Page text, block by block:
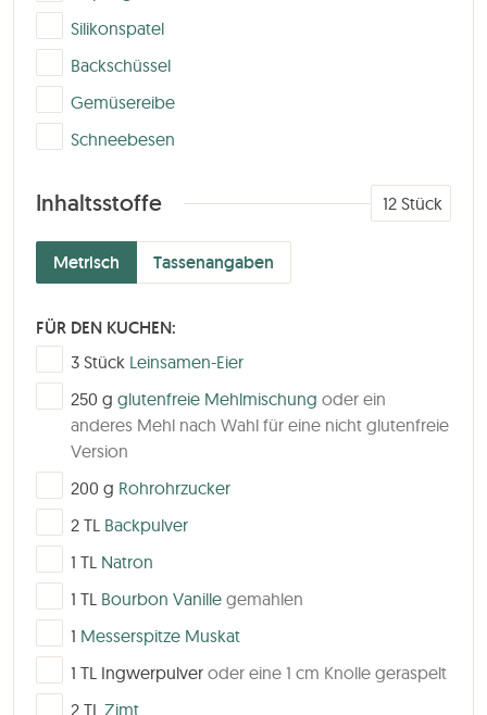
▢
Silikonspatel
▢
Backschüssel
▢
Gemüsereibe
▢
Schneebesen
Inhaltsstoffe
Metrisch Tassenangaben
12 Stück
FÜR DEN KUCHEN:
▢
3 Stück Leinsamen-Eier
▢
250 g glutenfreie Mehlmischung oder ein
anderes Mehl nach Wahl für eine nicht glutenfreie
Version
▢
200 g Rohrohrzucker
▢
2 TL Backpulver
▢1 TL Natron
▢1 TL Bourbon Vanille gemahlen
▢1 Messerspitze Muskat
▢1 TL Ingwerpulver oder eine 1 cm Knolle geraspelt
▢
2 TL Zimt